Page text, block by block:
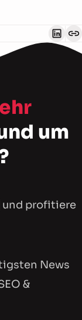
um
und profitiere
News
&